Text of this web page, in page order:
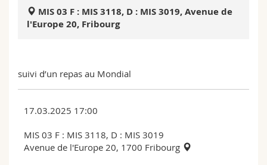
Science and Medicine
Employees
Webmail
MIS 03 F : MIS 3118, D : MIS 3019, Avenue de
l'Europe 20, Fribourg
suivi d’un repas au Mondial
17.03.2025 17:00
MIS 03 F : MIS 3118, D : MIS 3019
Avenue de l'Europe 20, 1700 Fribourg